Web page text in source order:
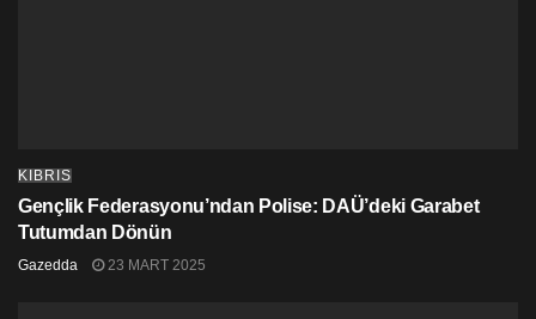
KIBRIS
Gençlik Federasyonu’ndan Polise: DAÜ’deki Garabet
Tutumdan Dönün
Gazedda 23 MART 2025